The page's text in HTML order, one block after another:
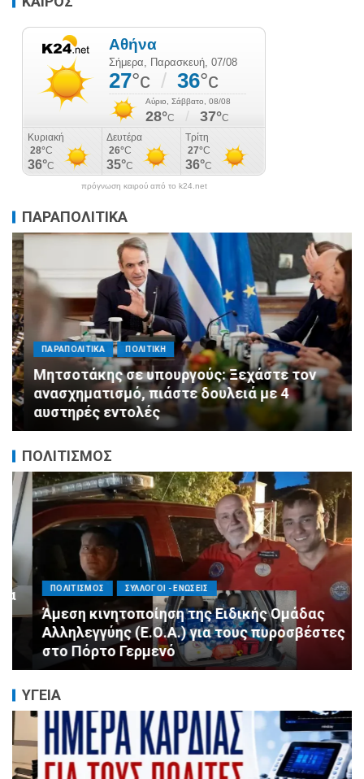
πρόγνωση καιρού από το k24.net
ΠΑΡΑΠΟΛΙΤΙΚΑ
ΠΑΡΑΠΟΛΙΤΙΚΑ ΠΟΛΙΤΙΚΗ
Μητσοτάκης σε υπουργούς: Ξεχάστε τον
ανασχηματισμό, πιάστε δουλειά με 4
αυστηρές εντολές
ΠΟΛΙΤΙΣΜΟΣ
ΠΟΛΙΤΙΣΜΟΣ ΣΥΛΛΟΓΟΙ - ΕΝΩΣΕΙΣ
Άμεση κινητοποίηση της Ειδικής Ομάδας
Αλληλεγγύης (Ε.Ο.Α.) για τους πυροσβέστες
στο Πόρτο Γερμενό
ΥΓΕΙΑ